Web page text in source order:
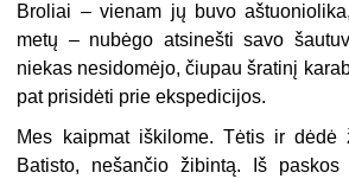
Broliai – vienam jų buvo
metų – nubėgo atsinešti savo
niekas nesidomėjo, čiupau šratinį
pat prisidėti prie ekspedicijos.
Mes kaipmat iškilome. Tėtis ir dėdė
Batisto, nešančio žibintą. Iš